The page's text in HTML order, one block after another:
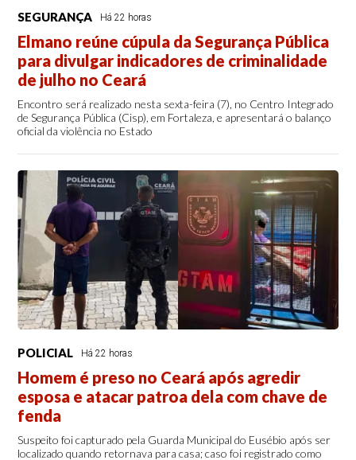
SEGURANÇA Há 22 horas
Elmano reúne cúpula da Segurança Pública
para divulgar indicadores de criminalidade
de julho no Ceará
Encontro será realizado nesta sexta-feira (7), no Centro Integrado
de Segurança Pública (Cisp), em Fortaleza, e apresentará o balanço
oficial da violência no Estado
POLICIAL Há 22 horas
Homem é preso no Ceará após agredir
esposa e atacar patroa dela com chave de
fenda
Suspeito foi capturado pela Guarda Municipal do Eusébio após ser
localizado quando retornava para casa; caso foi registrado como